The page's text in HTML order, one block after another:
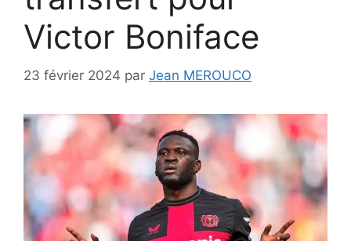
Victor Boniface
23 février 2024 par Jean MEROUCO